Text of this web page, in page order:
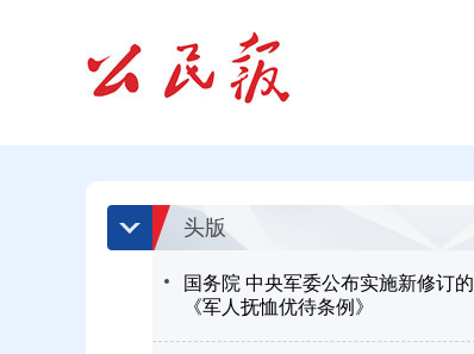
头版
国务院 中央军委公布实施新修订的
《军人抚恤优待条例》